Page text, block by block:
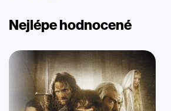
Nejlépe hodnocené